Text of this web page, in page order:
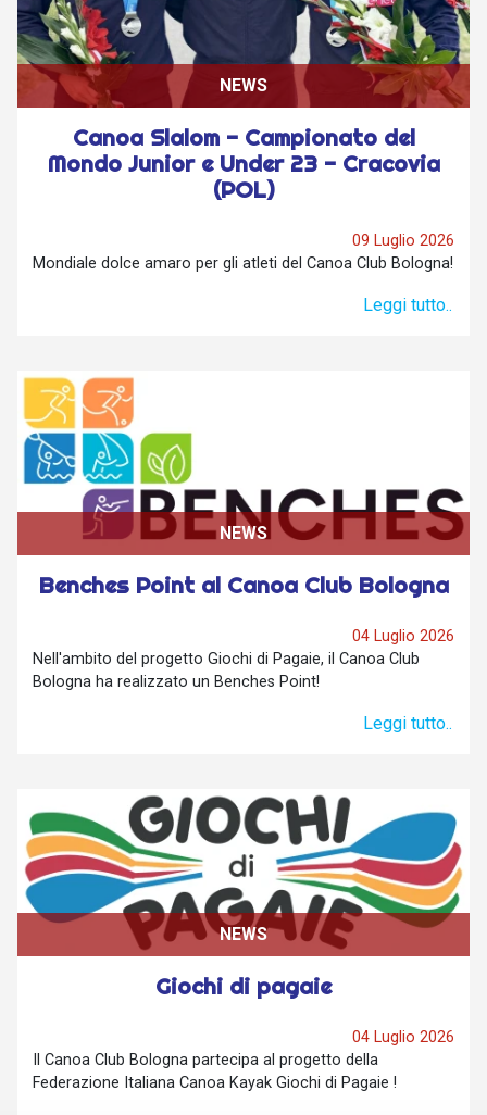
Canoa Slalom - Campionato del
Mondo Junior e Under 23 - Cracovia
(POL)
NEWS
09 Luglio 2026
Mondiale dolce amaro per gli atleti del Canoa Club Bologna!
Leggi tutto..
Benches Point al Canoa Club Bologna
NEWS
04 Luglio 2026
Nell'ambito del progetto Giochi di Pagaie, il Canoa Club
Bologna ha realizzato un Benches Point!
Leggi tutto..
Giochi di pagaie
NEWS
04 Luglio 2026
Il Canoa Club Bologna partecipa al progetto della
Federazione Italiana Canoa Kayak Giochi di Pagaie !